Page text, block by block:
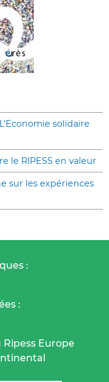
solidaire
le RIPESS en valeur
sur les expériences
:
:
Europe